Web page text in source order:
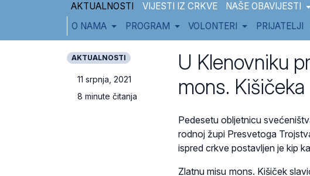
AKTUALNOSTI VIJESTI IZ CRKVE NAŠE OBAVIJESTI
O NAMA
PROGRAM VOLONTERI PRIJATELJI
AKTUALNOSTI
11 srpnja, 2021
8 minute čitanja
U Klenovniku
mons. Kišičeka
Pedesetu obljetnicu
rodnoj župi Presvetoga
ispred crkve postavljen je kip
Zlatnu misu mons. Kišiček